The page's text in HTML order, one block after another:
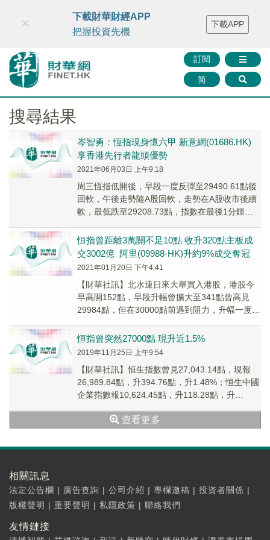
財華智庫網 FINTV FINMETA 財華證券 媒體矩陣
智庫沙龍
聯絡我們
訂閱
简
×
下載財華財經APP
把握投資先機
下載APP
搜尋結果
岑智勇：恆指現身懷六甲 新意網(01686.HK)
享香港先行者龍頭優勢
2021年06月03日 上午9:18
周三恆指低開後，早段一度反彈至29490.61點後
回軟，午後走勢隨A股回軟，走勢在A股收市後續
軟，最低跌至29208.73點，指數在最後1分鍾抽
恒指曾距離3萬關不足10點 收升320點主板成
交3002億 阿里(09988-HK)升約9%成交奪冠
2021年01月20日 下午4:41
【財華社訊】北水連日來大舉買入港股，港股今
早高開152點，早段升幅曾擴大至341點曾高見
29984點，但在30000點前遇到阻力，升幅一度收
恒指曾突然27000點 現升近1.5%
2019年11月25日 上午9:54
【財華社訊】恒生指數曾見27,043.14點，現報
26,989.84點，升394.76點，升1.48%；恒生中國
企業指數報10,624.45點，升118.28點，升
查看更多
相關訊息
法定公告欄 | 廣告查詢 | 公司介紹 | 專欄邀稿 | 投資者關係 |
版權聲明 | 重要聲明 | 私隱政策 | 聯絡我們
友情鏈接